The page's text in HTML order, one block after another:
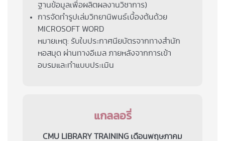
ฐานข้อมูลเพื่อผลิตผลงานวิชาการ)
การจัดทำรูปเล่มวิทยานิพนธ์เบื้องต้นด้วย
MICROSOFT WORD
หมายเหตุ: รับใบประกาศนียบัตรจากทางสำนัก
หอสมุด ผ่านทางอีเมล ภายหลังจากการเข้า
อบรมและทำแบบประเมิน
แกลลอรี่
CMU LIBRARY TRAINING เดือนพฤษภาคม